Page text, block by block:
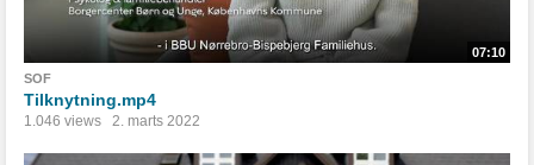
07:10
SOF
Tilknytning.mp4
1.046 views 2. marts 2022